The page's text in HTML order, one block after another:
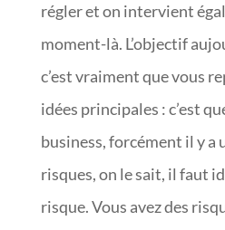
régler et on intervient
moment-là. L’objectif
c’est vraiment que vous
idées principales : c’est
business, forcément il y a
risques, on le sait, il faut
risque. Vous avez des